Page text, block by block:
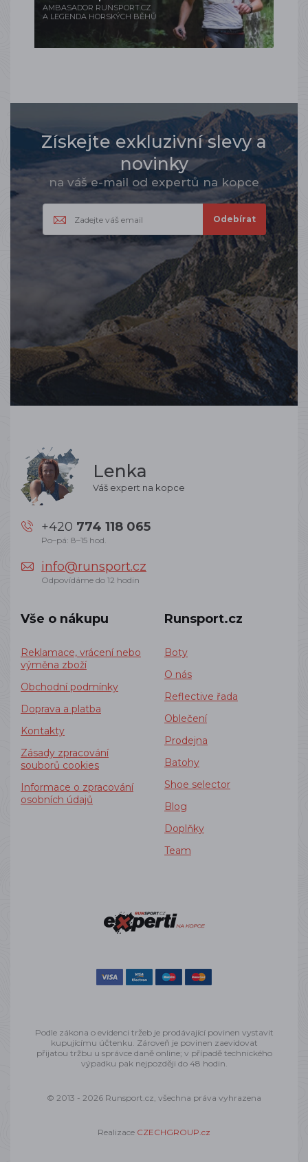
AMBASADOR RUNSPORT.CZ
A LEGENDA HORSKÝCH BĚHŮ
Získejte exkluzivní slevy a
novinky
na váš e-mail od expertů na kopce
Lenka
Váš expert na kopce
+420 774 118 065
Po–pá: 8–15 hod.
info@runsport.cz
Odpovídáme do 12 hodin
Vše o nákupu
Reklamace, vrácení nebo
výměna zboží
Obchodní podmínky
Doprava a platba
Kontakty
Zásady zpracování
souborů cookies
Informace o zpracování
osobních údajů
Runsport.cz
Boty
O nás
Reflective řada
Oblečení
Prodejna
Batohy
Shoe selector
Blog
Doplňky
Team
Podle zákona o evidenci tržeb je prodávající povinen vystavit
kupujícímu účtenku. Zároveň je povinen zaevidovat
přijatou tržbu u správce daně online; v případě technického
výpadku pak nejpozději do 48 hodin.
© 2013 - 2026 Runsport.cz, všechna práva vyhrazena
Realizace CZECHGROUP.cz